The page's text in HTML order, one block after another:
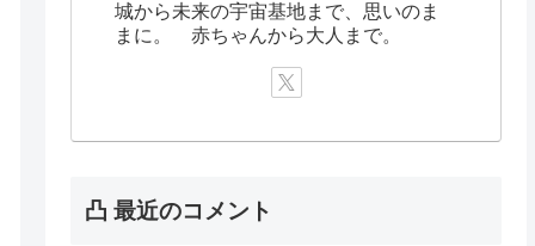
城から未来の宇宙基地まで、思いのま
まに。 赤ちゃんから大人まで。
凸 最近のコメント